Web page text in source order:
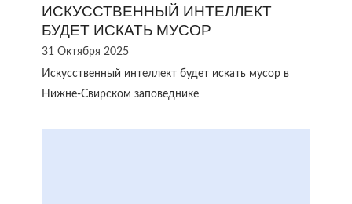
ИСКУССТВЕННЫЙ ИНТЕЛЛЕКТ
БУДЕТ ИСКАТЬ МУСОР
31 Октября 2025
Искусственный интеллект будет искать мусор в
Нижне-Свирском заповеднике